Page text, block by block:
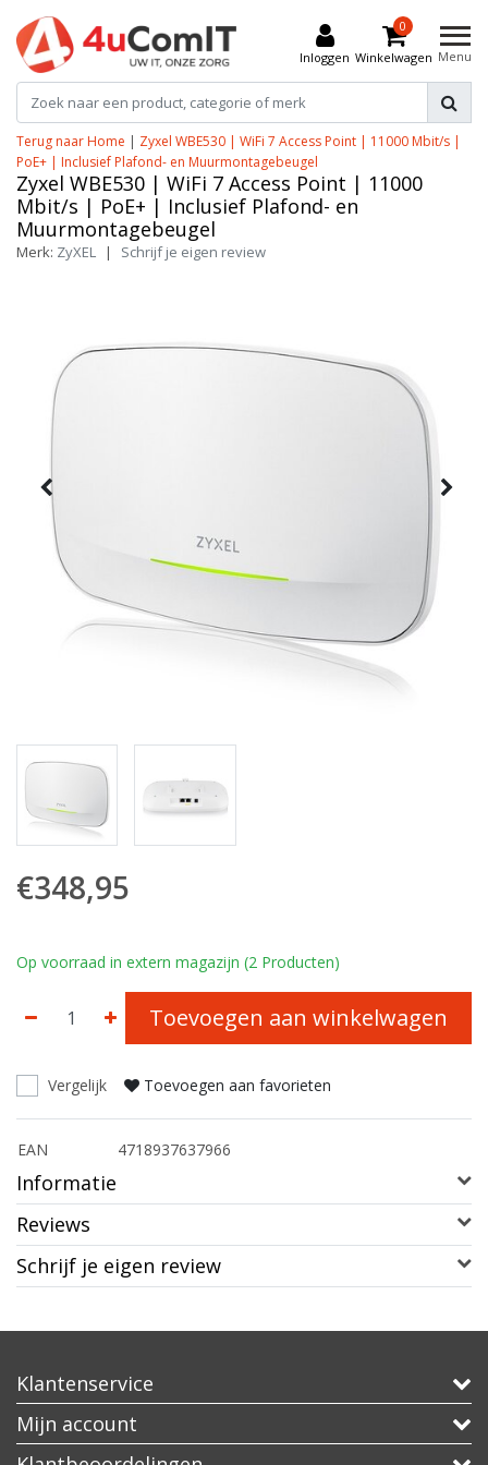
Inloggen
0
Winkelwagen Menu
Terug naar Home | Zyxel WBE530 | WiFi 7 Access Point | 11000 Mbit/s |
PoE+ | Inclusief Plafond- en Muurmontagebeugel
Zyxel WBE530 | WiFi 7 Access Point | 11000
Mbit/s | PoE+ | Inclusief Plafond- en
Muurmontagebeugel
Merk: ZyXEL | Schrijf je eigen review
€348,95
Op voorraad in extern magazijn (2 Producten)
Toevoegen aan winkelwagen
Vergelijk Toevoegen aan favorieten
EAN 4718937637966
Informatie
Reviews
Schrijf je eigen review
Klantenservice
Mijn account